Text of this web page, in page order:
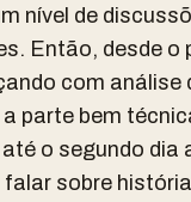
nível de
Então, desde o
com análise
a parte bem
o segundo dia
falar sobre